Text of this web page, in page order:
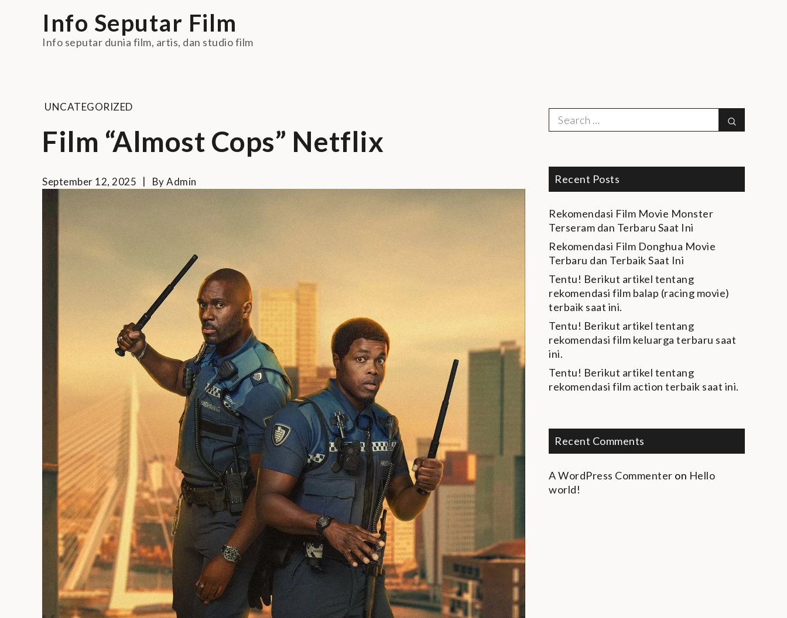
Info Seputar Film
Info seputar dunia film, artis, dan studio film
UNCATEGORIZED
Film “Almost Cops” Netflix
September 12, 2025 ByAdmin
Search
for:
Recent Posts
Rekomendasi Film Movie Monster
Terseram dan Terbaru Saat Ini
Rekomendasi Film Donghua Movie
Terbaru dan Terbaik Saat Ini
Tentu! Berikut artikel tentang
rekomendasi film balap (racing movie)
terbaik saat ini.
Tentu! Berikut artikel tentang
rekomendasi film keluarga terbaru saat
ini.
Tentu! Berikut artikel tentang
rekomendasi film action terbaik saat ini.
Recent Comments
A WordPress Commenter on Hello
world!